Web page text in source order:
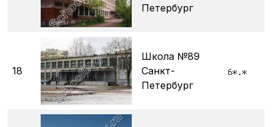
Петербург
18
Школа №89
Санкт-
Петербург